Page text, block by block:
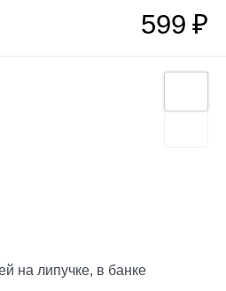
599₽
на липучке, в банке